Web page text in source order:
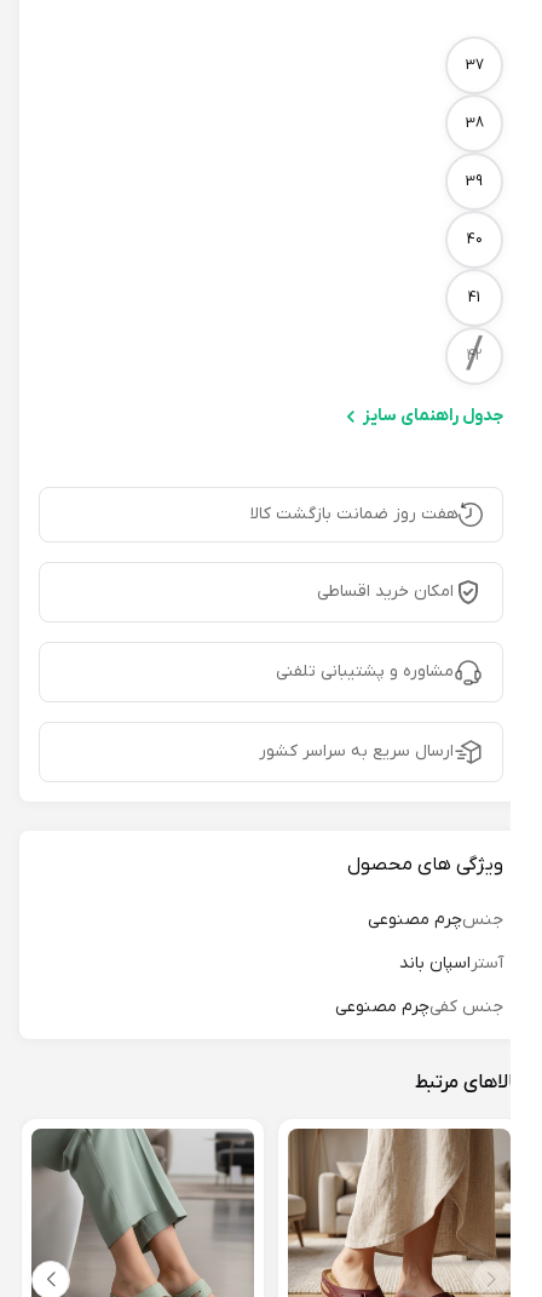
Size
/
جدول راهنمای سایز
هفت روز ضمانت بازگشت کالا
امکان خرید اقساطی
مشاوره و پشتیبانی تلفنی
ارسال سریع به سراسر کشور
ویژگی های محصول
جنسچرم مصنوعی
آستراسپان باند
جنس کفی چرم مصنوعی
مرتبط